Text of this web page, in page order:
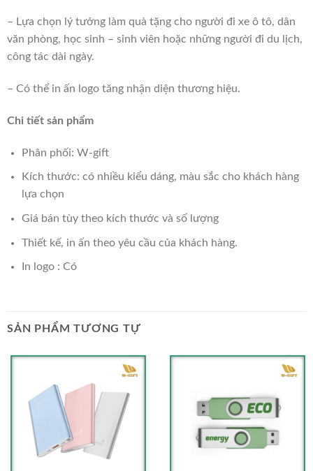
– Lựa chọn lý tưởng làm quà tặng cho người đi xe ô tô, dân
văn phòng, học sinh – sinh viên hoặc những người đi du lịch,
công tác dài ngày.
– Có thể in ấn logo tăng nhận diện thương hiệu.
Chi tiết sản phẩm
Phân phối: W-gift
Kích thước: có nhiều kiểu dáng, màu sắc cho khách hàng
lựa chọn
Giá bán tùy theo kích thước và số lượng
Thiết kế, in ấn theo yêu cầu của khách hàng.
In logo : Có
SẢN PHẨM TƯƠNG TỰ